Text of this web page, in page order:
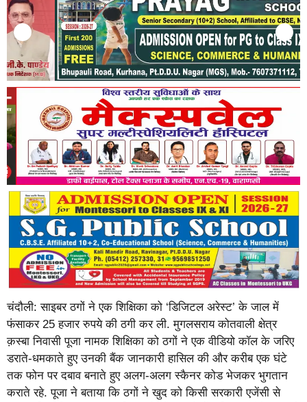
चंदौली: साइबर ठगों ने एक शिक्षिका को ‘डिजिटल अरेस्ट’ के जाल में
फंसाकर 25 हजार रुपये की ठगी कर ली. मुगलसराय कोतवाली क्षेत्र
क़स्बा निवासी पूजा नामक शिक्षिका को ठगों ने एक वीडियो कॉल के जरिए
डराते-धमकाते हुए उनकी बैंक जानकारी हासिल की और करीब एक घंटे
तक फोन पर दबाव बनाते हुए अलग-अलग स्कैनर कोड भेजकर भुगतान
कराते रहे. पूजा ने बताया कि ठगों ने खुद को किसी सरकारी एजेंसी से